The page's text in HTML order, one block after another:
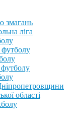
змагань
ліга
футболу
футболу
області